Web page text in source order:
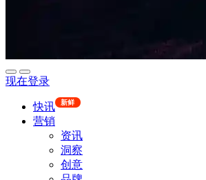
现在登录
快讯 新鲜
营销
资讯
洞察
创意